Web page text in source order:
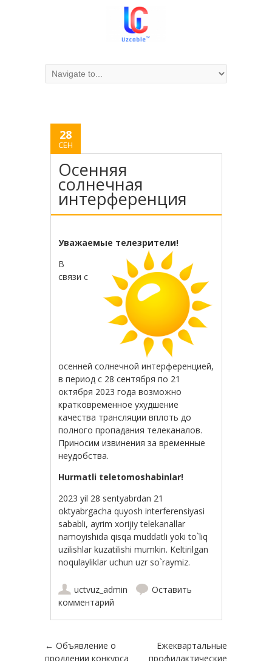
28
СЕН
Осенняя
солнечная
интерференция
Уважаемые телезрители!
В
связи с
осенней солнечной интерференцией,
в период с 28 сентября по 21
октября 2023 года возможно
кратковременное ухудшение
качества трансляции вплоть до
полного пропадания телеканалов.
Приносим извинения за временные
неудобства.
Hurmatli teletomoshabinlar!
2023 yil 28 sentyabrdan 21
oktyabrgacha quyosh interferensiyasi
sababli, ayrim xorijiy telekanallar
namoyishida qisqa muddatli yoki to`liq
uzilishlar kuzatilishi mumkin. Keltirilgan
noqulayliklar uchun uzr so`raymiz.
uctvuz_admin
Оставить
комментарий
Навигация по записям
← Объявление о
продлении конкурса
Ежеквартальные
профилактические